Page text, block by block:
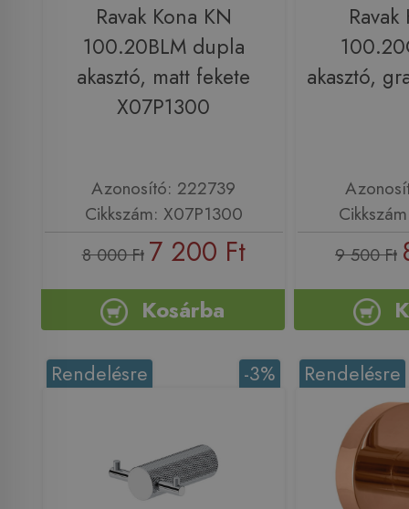
Ravak Kona KN
100.20BLM dupla
akasztó, matt fekete
X07P1300
Azonosító: 222739
Cikkszám: X07P1300
8 000 Ft 7 200 Ft
Kosárba
akasztó,
9 500 Ft
-3%
Rendelésre Rendelésre